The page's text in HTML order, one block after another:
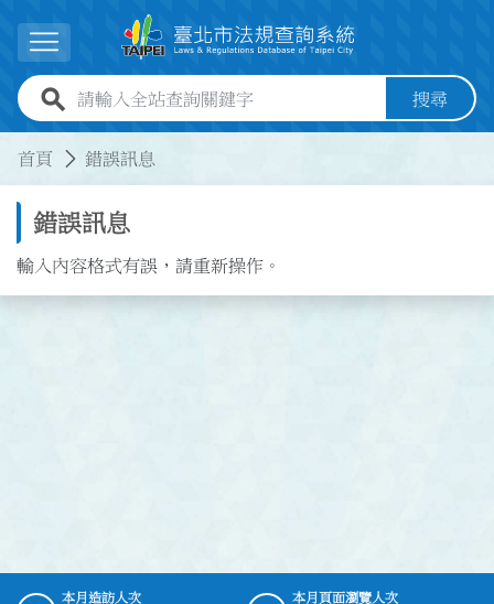
展開選單
全站查詢關鍵字欄位 搜尋
首頁 錯誤訊息
錯誤訊息
輸入內容格式有誤，請重新操作。
本月造訪人次 本月頁面瀏覽人次